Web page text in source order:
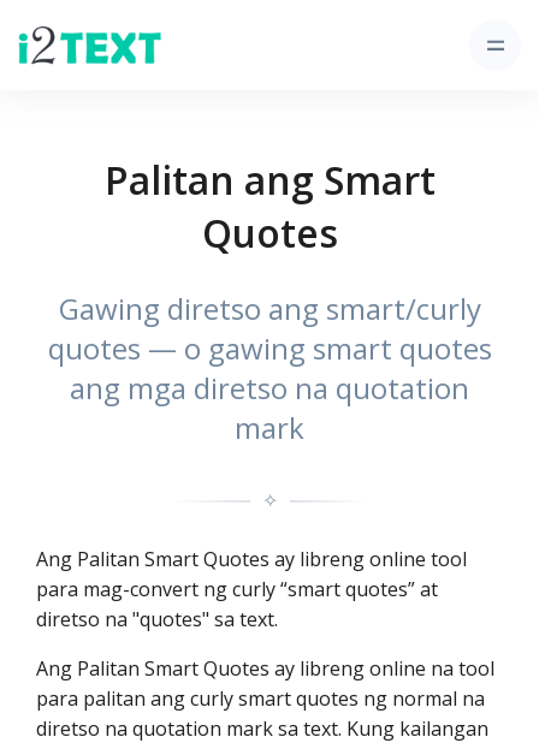
Palitan ang Smart
Quotes
Gawing diretso ang smart/curly
quotes — o gawing smart quotes
ang mga diretso na quotation
mark
✧
Ang Palitan Smart Quotes ay libreng online tool
para mag-convert ng curly “smart quotes” at
diretso na "quotes" sa text.
Ang Palitan Smart Quotes ay libreng online na tool
para palitan ang curly smart quotes ng normal na
diretso na quotation mark sa text. Kung kailangan